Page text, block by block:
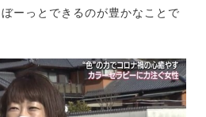
ーっとできるのが豊かなことで